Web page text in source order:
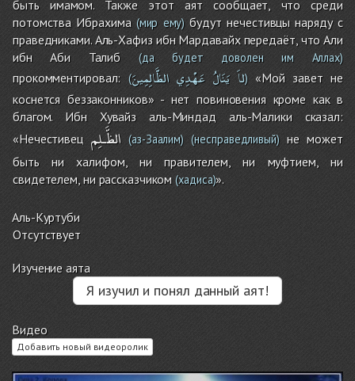
быть имамом. Также этот аят сообщает, что среди
потомства Ибрахима(мир ему) будут нечестивцы наряду с
праведниками. Аль-Хафиз ибн Мардавайх передаёт, что Али
ибн Аби Талиб (да будет доволен им Аллах)
прокомментировал: ( لاَ يَنَالُ عَهْدِي الظَّالِمِينَ )«Мой завет не
коснется беззаконников» - нет повиновения кроме как в
благом. Ибн Хувайз аль-Миндад аль-Малики сказал:
«Нечестивец الظَّـلِم(аз-Заалим) (несправедливый)не может
быть ни халифом, ни правителем, ни муфтием, ни
свидетелем, ни рассказчиком (хадиса)».
Аль-Куртуби
Отсутствует
Изучение аята
Я изучил и понял данный аят!
Видео
Добавить новый видеоролик